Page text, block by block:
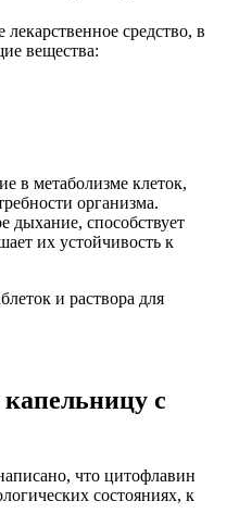
средство, в
вещества:
в метаболизме клеток,
организма.
дыхание, способствует
их устойчивость к
и раствора для
с
что цитофлавин
состояниях, к